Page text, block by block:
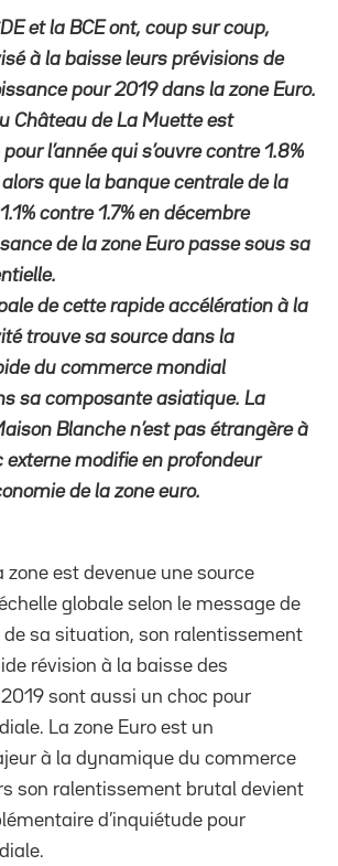
et la BCE ont, coup sur coup,
à la baisse leurs prévisions de
pour 2019 dans la zone Euro.
Château de La Muette est
l’année qui s’ouvre contre 1.8%
que la banque centrale de la
contre 1.7% en décembre
de la zone Euro passe sous sa
de cette rapide accélération à la
trouve sa source dans la
du commerce mondial
sa composante asiatique. La
Blanche n’est pas étrangère à
externe modifie en profondeur
de la zone euro.
zone est devenue une source
globale selon le message de
de sa situation, son ralentissement
révision à la baisse des
sont aussi un choc pour
La zone Euro est un
à la dynamique du commerce
son ralentissement brutal devient
d’inquiétude pour